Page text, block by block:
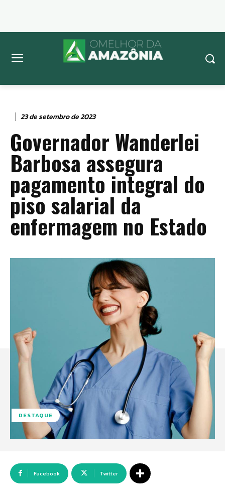
23 de setembro de 2023
Governador Wanderlei
Barbosa assegura
pagamento integral do
piso salarial da
enfermagem no Estado
DESTAQUE
Facebook Twitter